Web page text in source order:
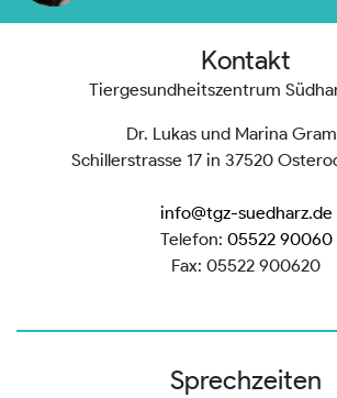
Kontakt
Tiergesundheitszentrum
Dr. Lukas und Marina
Schillerstrasse 17 in 37520
info@tgz-suedharz.de
Telefon: 05522 90060
Fax: 05522 900620
Sprechzeiten